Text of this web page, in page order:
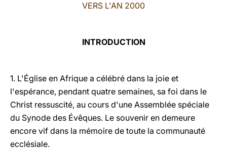
VERS L'AN 2000
INTRODUCTION
1. L'Église en Afrique a célébré dans la joie et
l'espérance, pendant quatre semaines, sa foi dans le
Christ ressuscité, au cours d'une Assemblée spéciale
du Synode des Évêques. Le souvenir en demeure
encore vif dans la mémoire de toute la communauté
ecclésiale.